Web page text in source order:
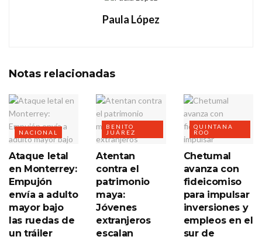
Paula López
Notas relacionadas
NACIONAL
Ataque letal
en Monterrey:
Empujón
envía a adulto
mayor bajo
las ruedas de
un tráiler
BENITO
JUÁREZ
Atentan
contra el
patrimonio
maya:
Jóvenes
extranjeros
escalan
QUINTANA
ROO
Chetumal
avanza con
fideicomiso
para impulsar
inversiones y
empleos en el
sur de